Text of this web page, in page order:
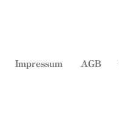
Impressum AGB